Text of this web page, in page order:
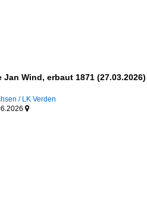
Wind, erbaut 1871 (27.03.2026)
/ LK Verden
